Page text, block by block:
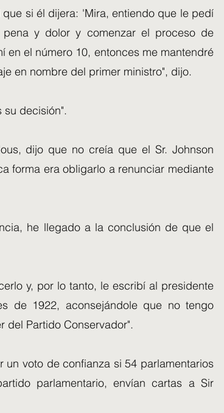
si él dijera: 'Mira, entiendo que le pedí
y dolor y comenzar el proceso de
el número 10, entonces me mantendré
en nombre del primer ministro", dijo.
su decisión".
dijo que no creía que el Sr. Johnson
forma era obligarlo a renunciar mediante
he llegado a la conclusión de que el
y, por lo tanto, le escribí al presidente
de 1922, aconsejándole que no tengo
del Partido Conservador".
voto de confianza si 54 parlamentarios
parlamentario, envían cartas a Sir